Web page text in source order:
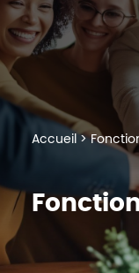
Accueil >
Cookies